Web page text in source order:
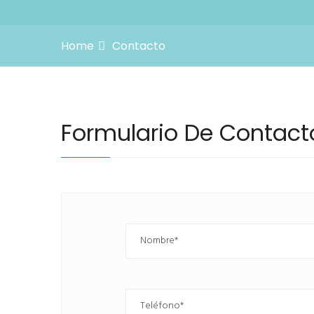
Home Contacto
Formulario De